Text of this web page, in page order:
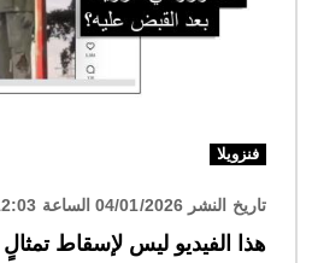
فنزويلا
تاريخ النشر 04/01/2026 الساعة 12:03
هذا الفيديو ليس لإسقاط